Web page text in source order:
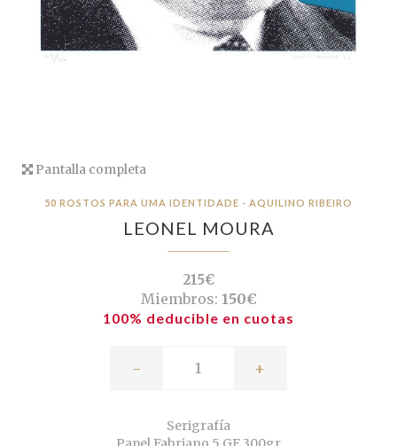
Pantalla completa
50 ROSTOS PARA UMA IDENTIDADE - AQUILINO RIBEIRO
LEONEL MOURA
215€
Miembros: 150€
100% deducible en cuotas
- +
Serigrafía